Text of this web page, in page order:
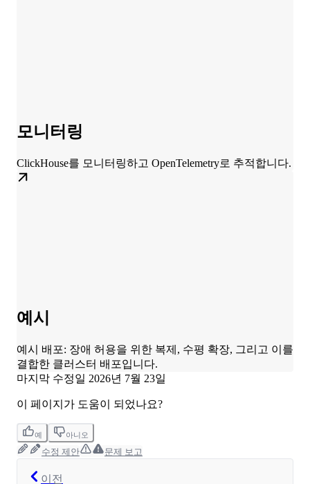
모니터링
ClickHouse를 모니터링하고 OpenTelemetry로 추적합니다.
예시
예시 배포: 장애 허용을 위한 복제, 수평 확장, 그리고 이를
결합한 클러스터 배포입니다.
마지막 수정일 2026년 7월 23일
이 페이지가 도움이 되었나요?
예 아니오
수정 제안 문제 보고
이전